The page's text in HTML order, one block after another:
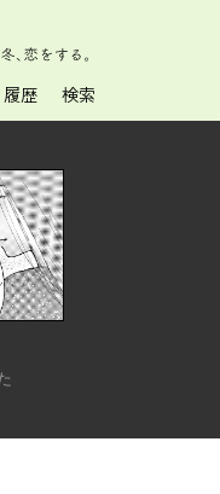
冬、恋をする。
履歴 検索